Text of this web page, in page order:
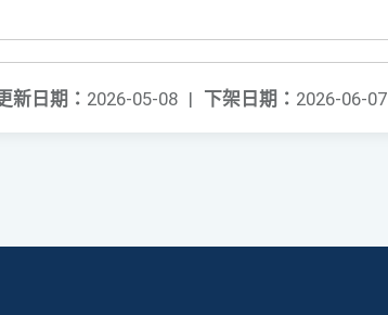
下架日期： 2026-06-07
新日期： 2026-05-08 |